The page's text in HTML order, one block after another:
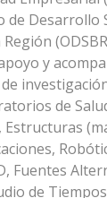
de Desarrollo
y
de
Estructuras
Fuentes
de